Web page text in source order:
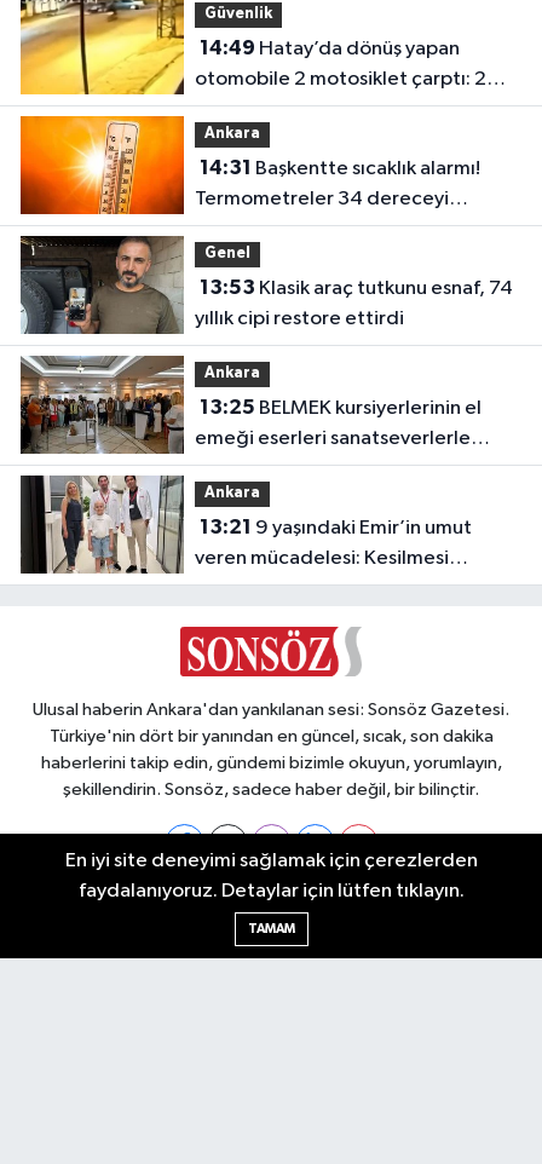
Güvenlik
14:49
otomobile 2 motosiklet çarptı: 2
yaralı
Ankara
14:31
Termometreler 34 dereceyi
görecek
Genel
13:53
yıllık cipi restore ettirdi
Ankara
13:25
emeği eserleri sanatseverlerle
buluşuyor
Ankara
13:21
veren mücadelesi: Kesilmesi
önerilen bacağı kurtarıldı
Ulusal haberin Ankara'dan yankılanan sesi: Sonsöz Gazetesi.
Türkiye'nin dört bir yanından en güncel, sıcak, son dakika
haberlerini takip edin, gündemi bizimle okuyun, yorumlayın,
şekillendirin. Sonsöz, sadece haber değil, bir bilinçtir.
Ankara Nöbetçi Eczaneler
En iyi site deneyimi sağlamak için çerezlerden
faydalanıyoruz. Detaylar için lütfen tıklayın.
TAMAM